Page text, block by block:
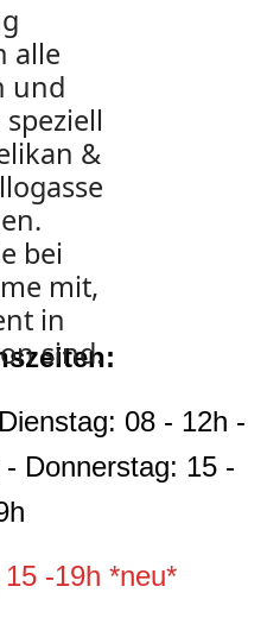
08 - 12h -
Donnerstag: 15 -
-19h *neu*
alle
und
&
bei
mit,
in
sind.